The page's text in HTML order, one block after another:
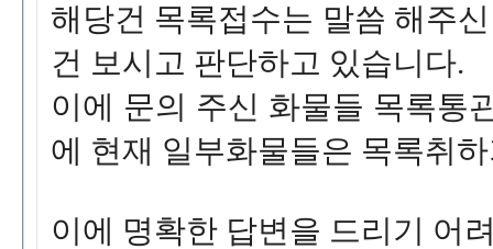
해당건목록접수는말씀해주
건보시고판단하고있습니다.
이에문의주신화물들목록
에현재일부화물들은목록취
이에명확한답변을드리기어